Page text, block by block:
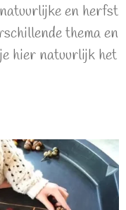
en herfst
thema en
hier natuurlijk het